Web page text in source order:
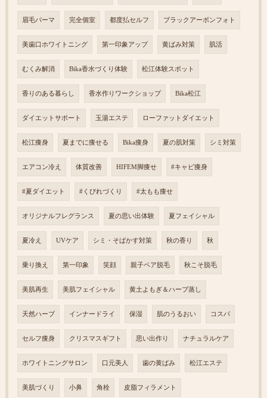
眉毛パーマ 完全個室 都度払セルフ ブラックアーボンフォト
美歯口ホワイトニング 第一印象アップ 黄ばみ対策 肌活
むくみ解消 Bika香水づくり体験 松江体験スポット
香りのある暮らし 香水作りワークショップ Bika松江
ダイエットサポート 玉湯エステ ローファットダイエット
松江痩身 夏までに痩せる Bika痩身 夏の肌対策 シミ対策
エアコン冷え 体質改善 HIFEM脚痩せ #キャビ痩身
#夏ダイエット #くびれづくり #太もも痩せ
オリジナルフレグランス 夏の思い出体験 夏フェイシャル
夏冷え UVケア シミ・そばかす対策 秋の香り 秋
乗り換え 第一印象 笑顔 親子ペア脱毛 秋こそ脱毛
美肌再生 美肌フェイシャル 黄土よもぎ＆ハーブ蒸し
天然ハーブ インナードライ 保湿 肌のうるおい コスパ
セルフ痩身 クリスマスギフト 思い出作り ナチュラルケア
ホワイトニングサロン 口元美人 歯の黄ばみ 松江エステ
美肌づくり 小鼻 角栓 皮脂フィラメント